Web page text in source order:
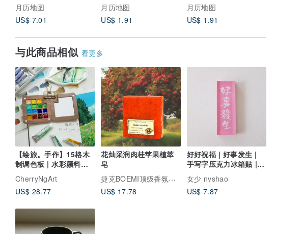
时下载
月历地图
US$ 7.01
纸 | 简单壁纸下载
月历地图
US$ 1.91
纸下载 | 即时下载
月历地图
US$ 1.91
与此商品相似 看更多
【绘旅。手作】15格木
制调色板 | 水彩颜料盒 |
写生 | 水彩携带
CherryNgArt
US$ 28.77
花灿采润肉桂苹果植萃
皂
捷克BOEMI顶级香氛沐浴 台湾总代理
US$ 17.78
好好祝福 | 好事发生 |
手写字压克力冰箱贴 |
磁石
女少 nvshao
US$ 7.87